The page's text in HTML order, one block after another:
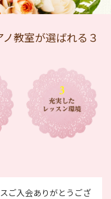
教室が選ばれる３
ご入会ありがとうござ